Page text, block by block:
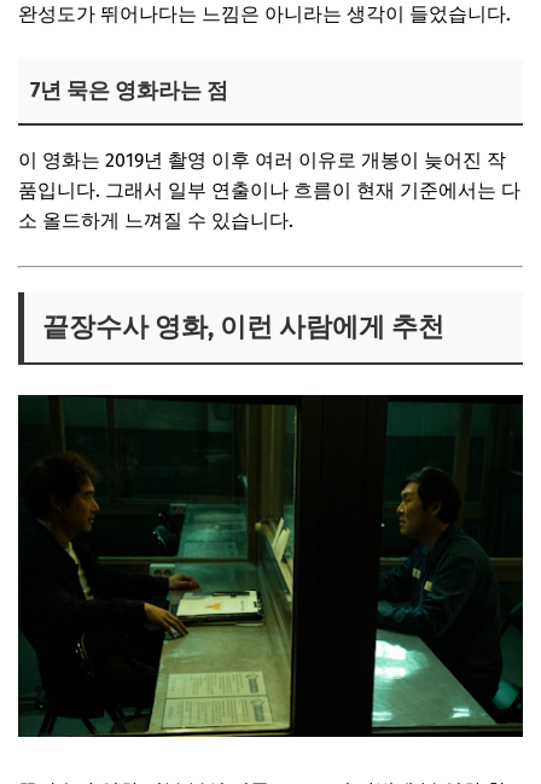
완성도가 뛰어나다는 느낌은 아니라는 생각이 들었습니다.
7년 묵은 영화라는 점
이 영화는 2019년 촬영 이후 여러 이유로 개봉이 늦어진 작
품입니다. 그래서 일부 연출이나 흐름이 현재 기준에서는 다
소 올드하게 느껴질 수 있습니다.
끝장수사 영화, 이런 사람에게 추천